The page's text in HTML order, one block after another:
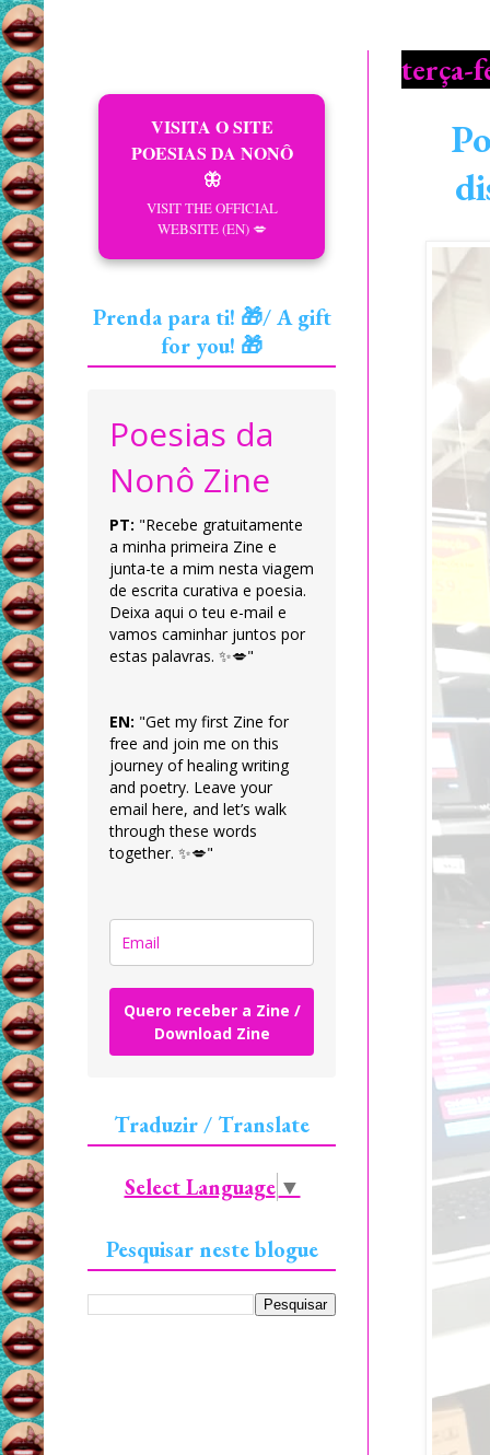
terça-
VISITA O SITE
POESIAS DA NONÔ
🦋
VISIT THE OFFICIAL
WEBSITE (EN) 💋
Prenda para ti! 🎁/ A gift
for you! 🎁
Poesias da
Nonô Zine
PT: "Recebe gratuitamente
a minha primeira Zine e
junta-te a mim nesta viagem
de escrita curativa e poesia.
Deixa aqui o teu e-mail e
vamos caminhar juntos por
estas palavras. ✨💋"
EN: "Get my first Zine for
free and join me on this
journey of healing writing
and poetry. Leave your
email here, and let’s walk
through these words
together. ✨💋"
Quero receber a Zine /
Download Zine
Traduzir / Translate
Select Language ▼
Pesquisar neste blogue